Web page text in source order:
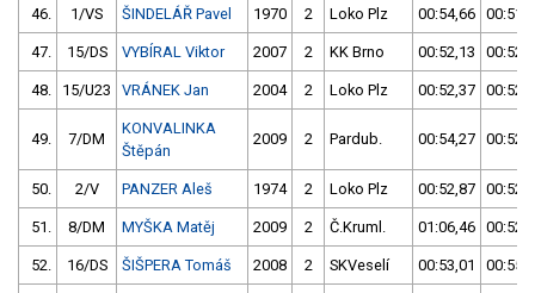
46. 1/VS ŠINDELÁŘ Pavel 1970 2 Loko Plz 00:54,66
47. 15/DS VYBÍRAL Viktor 2007 2 KK Brno 00:52,13
48. 15/U23 VRÁNEK Jan 2004 2 Loko Plz 00:52,37
49. 7/DM
KONVALINKA
Štěpán
2009 2 Pardub. 00:54,27
50. 2/V PANZER Aleš 1974 2 Loko Plz 00:52,87
51. 8/DM MYŠKA Matěj 2009 2 Č.Kruml. 01:06,46
52. 16/DS ŠIŠPERA Tomáš 2008 2 SKVeselí 00:53,01